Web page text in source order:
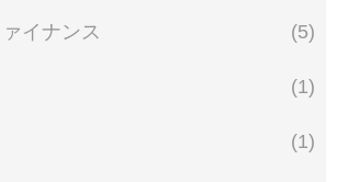
イナンス (5)
(1)
(1)